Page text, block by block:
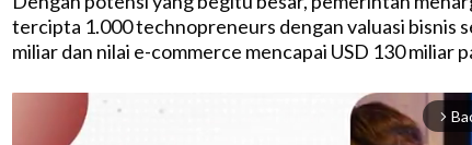
tercipta 1.000 technopreneurs dengan valuasi bisnis
miliar dan nilai e-commerce mencapai USD 130 miliar
arrow_forward_ios